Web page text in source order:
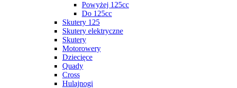
Powyżej 125cc
Do 125cc
Skutery 125
Skutery elektryczne
Skutery
Motorowery
Dziecięce
Quady
Cross
Hulajnogi